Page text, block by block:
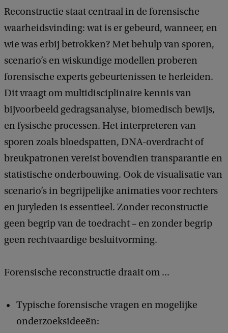
Reconstructie staat centraal in de forensische
waarheidsvinding: wat is er gebeurd, wanneer, en
wie was erbij betrokken? Met behulp van sporen,
scenario’s en wiskundige modellen proberen
forensische experts gebeurtenissen te herleiden.
Dit vraagt om multidisciplinaire kennis van
bijvoorbeeld gedragsanalyse, biomedisch bewijs,
en fysische processen. Het interpreteren van
sporen zoals bloedspatten, DNA-overdracht of
breukpatronen vereist bovendien transparantie en
statistische onderbouwing. Ook de visualisatie van
scenario’s in begrijpelijke animaties voor rechters
en juryleden is essentieel. Zonder reconstructie
geen begrip van de toedracht – en zonder begrip
geen rechtvaardige besluitvorming.
Forensische reconstructie draait om ...
Typische forensische vragen en mogelijke
onderzoeksideeën: